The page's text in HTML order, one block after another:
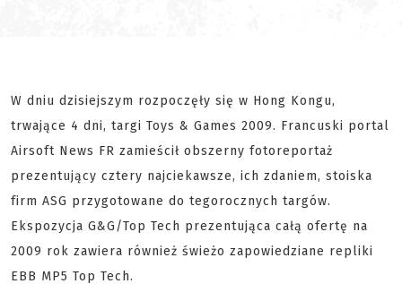
W dniu dzisiejszym rozpoczęły się w Hong Kongu,
trwające 4 dni, targi Toys & Games 2009. Francuski portal
Airsoft News FR zamieścił obszerny fotoreportaż
prezentujący cztery najciekawsze, ich zdaniem, stoiska
firm ASG przygotowane do tegorocznych targów.
Ekspozycja G&G/Top Tech prezentująca całą ofertę na
2009 rok zawiera również świeżo zapowiedziane repliki
EBB MP5 Top Tech.